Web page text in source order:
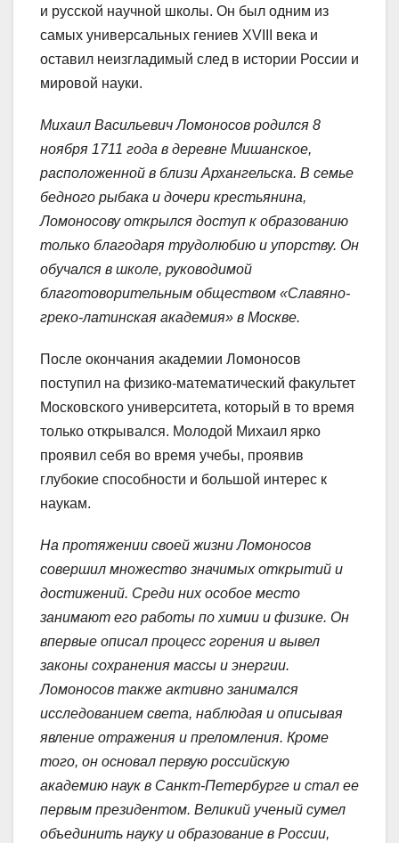
и русской научной школы. Он был одним из
самых универсальных гениев XVIII века и
оставил неизгладимый след в истории России и
мировой науки.
Михаил Васильевич Ломоносов родился 8
ноября 1711 года в деревне Мишанское,
расположенной в близи Архангельска. В семье
бедного рыбака и дочери крестьянина,
Ломоносову открылся доступ к образованию
только благодаря трудолюбию и упорству. Он
обучался в школе, руководимой
благотоворительным обществом «Славяно-
греко-латинская академия» в Москве.
После окончания академии Ломоносов
поступил на физико-математический факультет
Московского университета, который в то время
только открывался. Молодой Михаил ярко
проявил себя во время учебы, проявив
глубокие способности и большой интерес к
наукам.
На протяжении своей жизни Ломоносов
совершил множество значимых открытий и
достижений. Среди них особое место
занимают его работы по химии и физике. Он
впервые описал процесс горения и вывел
законы сохранения массы и энергии.
Ломоносов также активно занимался
исследованием света, наблюдая и описывая
явление отражения и преломления. Кроме
того, он основал первую российскую
академию наук в Санкт-Петербурге и стал ее
первым президентом. Великий ученый сумел
объединить науку и образование в России,